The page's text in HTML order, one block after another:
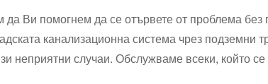
Ви помогнем да се отървете от проблема без
канализационна система чрез подземни
неприятни случаи. Обслужваме всеки, който